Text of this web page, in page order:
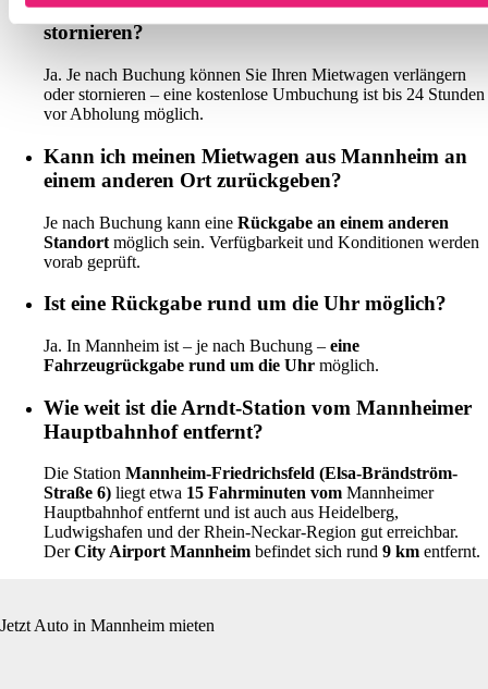
Kann ich meine Buchung verlängern oder
stornieren?
Ja. Je nach Buchung können Sie Ihren Mietwagen verlängern
oder stornieren – eine kostenlose Umbuchung ist bis 24 Stunden
vor Abholung möglich.
Kann ich meinen Mietwagen aus Mannheim an
einem anderen Ort zurückgeben?
Je nach Buchung kann eine Rückgabe an einem anderen
Standort möglich sein. Verfügbarkeit und Konditionen werden
vorab geprüft.
Ist eine Rückgabe rund um die Uhr möglich?
Ja. In Mannheim ist – je nach Buchung – eine
Fahrzeugrückgabe rund um die Uhr möglich.
Wie weit ist die Arndt-Station vom Mannheimer
Hauptbahnhof entfernt?
Die Station Mannheim-Friedrichsfeld (Elsa-Brändström-
Straße 6) liegt etwa 15 Fahrminuten vom Mannheimer
Hauptbahnhof entfernt und ist auch aus Heidelberg,
Ludwigshafen und der Rhein-Neckar-Region gut erreichbar.
DerCity Airport Mannheim befindet sich rund 9 km entfernt.
Jetzt Auto in Mannheim mieten